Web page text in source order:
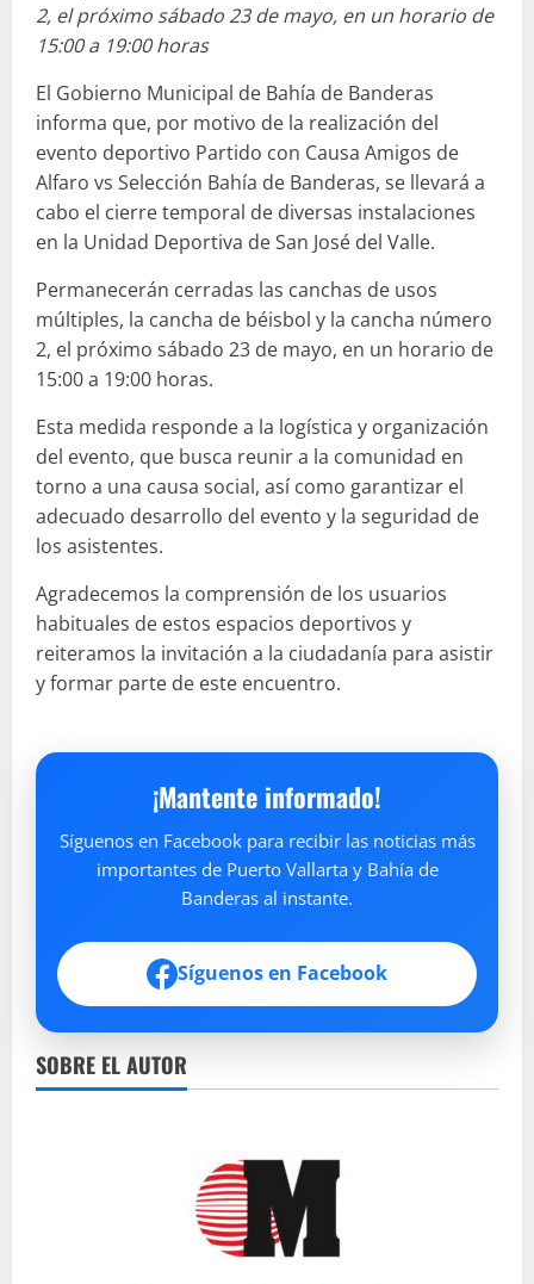
2, el próximo sábado 23 de mayo, en un horario de
15:00 a 19:00 horas
El Gobierno Municipal de Bahía de Banderas
informa que, por motivo de la realización del
evento deportivo Partido con Causa Amigos de
Alfaro vs Selección Bahía de Banderas, se llevará a
cabo el cierre temporal de diversas instalaciones
en la Unidad Deportiva de San José del Valle.
Permanecerán cerradas las canchas de usos
múltiples, la cancha de béisbol y la cancha número
2, el próximo sábado 23 de mayo, en un horario de
15:00 a 19:00 horas.
Esta medida responde a la logística y organización
del evento, que busca reunir a la comunidad en
torno a una causa social, así como garantizar el
adecuado desarrollo del evento y la seguridad de
los asistentes.
Agradecemos la comprensión de los usuarios
habituales de estos espacios deportivos y
reiteramos la invitación a la ciudadanía para asistir
y formar parte de este encuentro.
¡Mantente informado!
Síguenos en Facebook para recibir las noticias más
importantes de Puerto Vallarta y Bahía de
Banderas al instante.
Síguenos en Facebook
SOBRE EL AUTOR